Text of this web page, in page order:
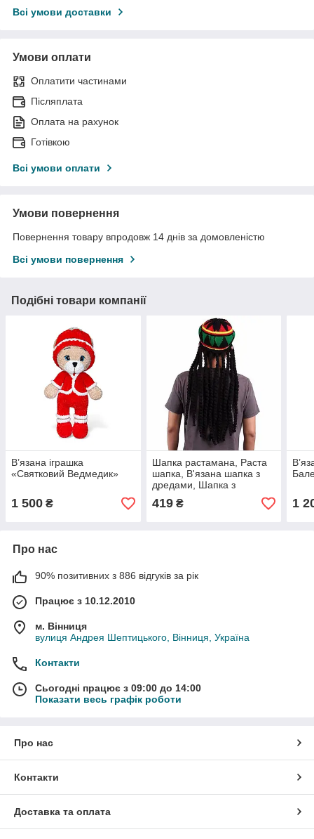
Всі умови доставки
Умови оплати
Оплатити частинами
Післяплата
Оплата на рахунок
Готівкою
Всі умови оплати
Умови повернення
Повернення товару впродовж 14 днів за домовленістю
Всі умови повернення
Подібні товари компанії
В’язана іграшка
«Святковий Ведмедик»
1 500 ₴
Шапка растамана, Раста
шапка, В'язана шапка з
дредами, Шапка з
дредами в стилі Боба
Марлі карнавальний
419₴ 1
Про нас
90% позитивних з 886 відгуків за рік
Працює з 10.12.2010
м. Вінниця
вулиця Андрея Шептицького, Вінниця, Україна
Контакти
Сьогодні працює з 09:00 до 14:00
Показати весь графік роботи
Про нас
Контакти
Доставка та оплата